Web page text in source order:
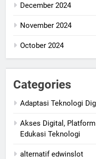
December 2024
November 2024
October 2024
Categories
Adaptasi Teknologi
Akses Digital,
Edukasi Teknologi
alternatif edwinslot